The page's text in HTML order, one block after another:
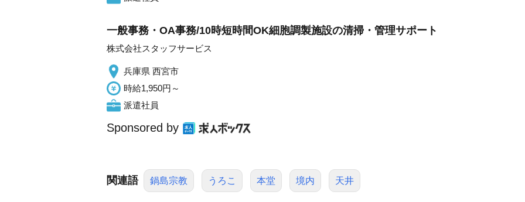
一般事務・OA事務/10時短時間OK細胞調製施設の清掃・管理サポート
株式会社スタッフサービス
兵庫県 西宮市
時給1,950円～
派遣社員
Sponsored by
関連語 鍋島宗教 うろこ 本堂 境内 天井